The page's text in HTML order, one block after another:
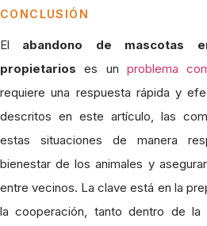
CONCLUSIÓN
El abandono de mascotas
propietarios es un problema
requiere una respuesta rápida y
descritos en este artículo, las
estas situaciones de manera
bienestar de los animales y
entre vecinos. La clave está en la
la cooperación, tanto dentro de